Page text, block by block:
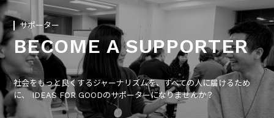
サポーター
BECOME A SUPPORTER
社会をもっと良くするジャーナリズムを、すべての人に届けるため
に、 IDEAS FOR GOODのサポーターになりませんか？